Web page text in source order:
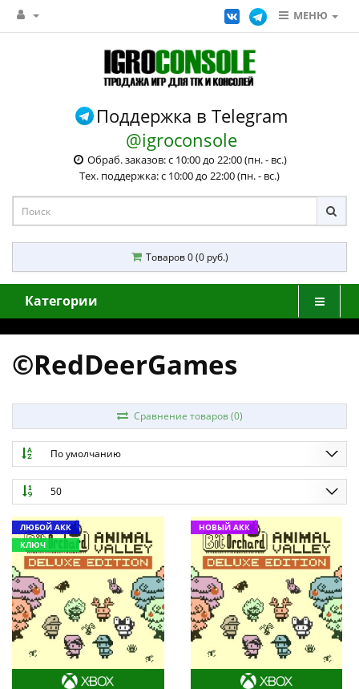
МЕНЮ
Поддержка в Telegram
@igroconsole
Обраб. заказов: с 10:00 до 22:00 (пн. - вс.)
Тех. поддержка: с 10:00 до 22:00 (пн. - вс.)
Товаров 0 (0 руб.)
Категории
©RedDeerGames
Сравнение товаров (0)
По умолчанию
50
ЛЮБОЙ АКК
КЛЮЧ
НОВЫЙ АКК